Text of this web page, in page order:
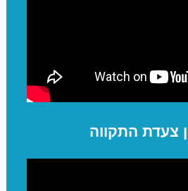
צעדת התקווה